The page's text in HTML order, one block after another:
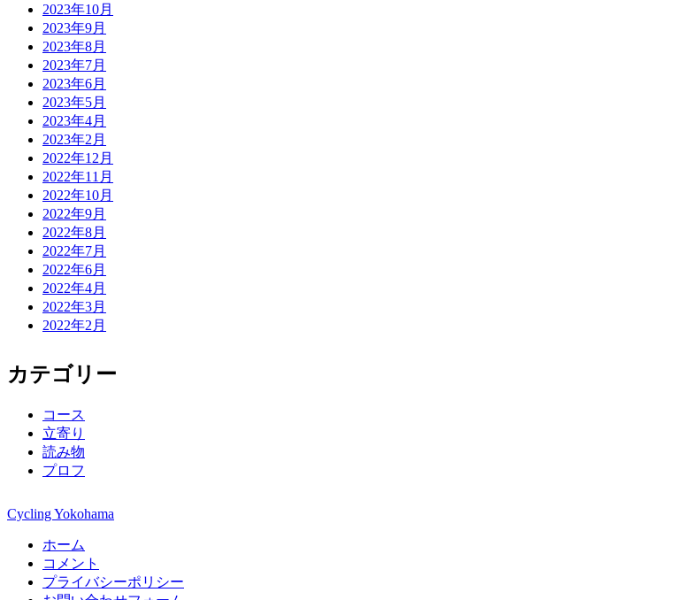
2023年10月
2023年9月
2023年8月
2023年7月
2023年6月
2023年5月
2023年4月
2023年2月
2022年12月
2022年11月
2022年10月
2022年9月
2022年8月
2022年7月
2022年6月
2022年4月
2022年3月
2022年2月
カテゴリー
コース
立寄り
読み物
プロフ
Cycling Yokohama
ホーム
コメント
プライバシーポリシー